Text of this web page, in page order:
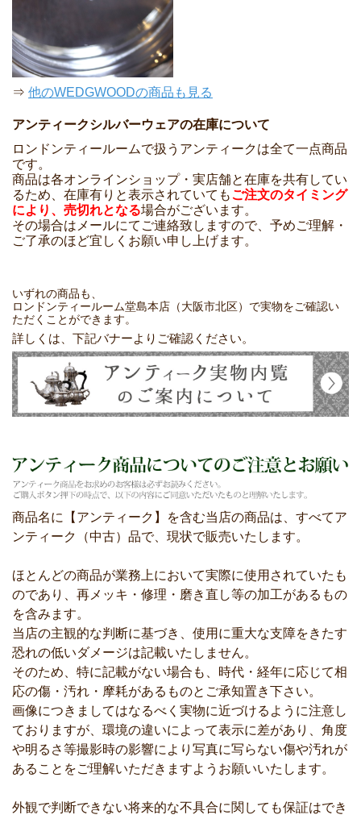
⇒ 他のWEDGWOODの商品も見る
アンティークシルバーウェアの在庫について
ロンドンティールームで扱うアンティークは全て一点商品
です。
商品は各オンラインショップ・実店舗と在庫を共有してい
るため、在庫有りと表示されていてもご注文のタイミング
により、売切れとなる場合がございます。
その場合はメールにてご連絡致しますので、予めご理解・
ご了承のほど宜しくお願い申し上げます。
いずれの商品も、
ロンドンティールーム堂島本店（大阪市北区）で実物をご確認い
ただくことができます。
詳しくは、下記バナーよりご確認ください。
商品名に【アンティーク】を含む当店の商品は、すべてア
ンティーク（中古）品で、現状で販売いたします。
ほとんどの商品が業務上において実際に使用されていたも
のであり、再メッキ・修理・磨き直し等の加工があるもの
を含みます。
当店の主観的な判断に基づき、使用に重大な支障をきたす
恐れの低いダメージは記載いたしません。
そのため、特に記載がない場合も、時代・経年に応じて相
応の傷・汚れ・摩耗があるものとご承知置き下さい。
画像につきましてはなるべく実物に近づけるように注意し
ておりますが、環境の違いによって表示に差があり、角度
や明るさ等撮影時の影響により写真に写らない傷や汚れが
あることをご理解いただきますようお願いいたします。
外観で判断できない将来的な不具合に関しても保証はでき